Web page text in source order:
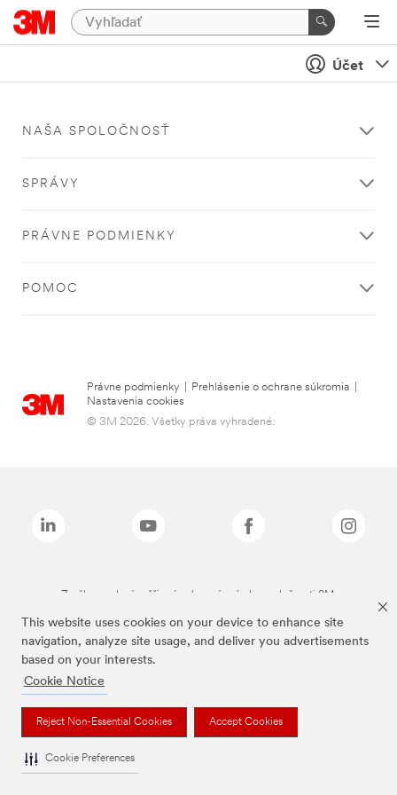
This website uses cookies on your device to enhance site
navigation, analyze site usage, and deliver you advertisements
based on your interests.
Cookie Notice
Reject Non-Essential Cookies Accept Cookies
Cookie Preferences
Účet
NAŠA SPOLOČNOSŤ
SPRÁVY
PRÁVNE PODMIENKY
POMOC
Právne podmienky Prehlásenie o ochrane súkromia
Nastavenia cookies
© 3M 2026. Všetky práva vyhradené.
Značky uvedené vyššie sú ochranné známky spoločnosti 3M.